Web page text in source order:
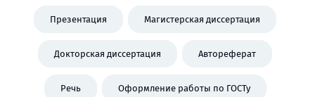
Презентация Магистерская диссертация
Докторская диссертация Автореферат
Речь Оформление работы по ГОСТу